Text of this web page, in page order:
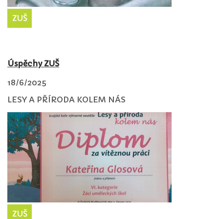
ZUŠ
Úspěchy ZUŠ
18/6/2025
LESY A PŘÍRODA KOLEM NÁS
ZUŠ